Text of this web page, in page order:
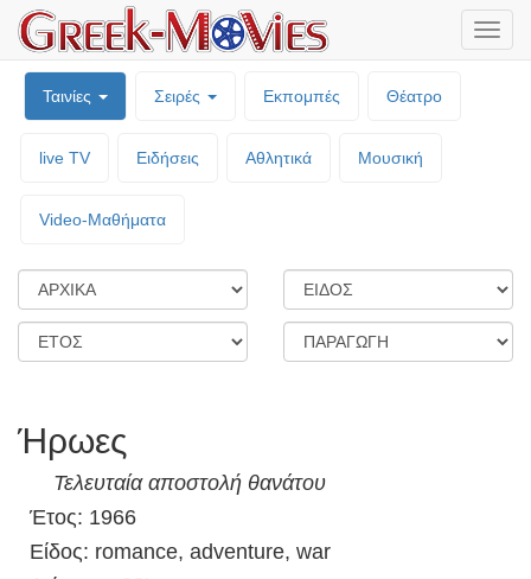
Ταινίες Σειρές Εκπομπές Θέατρο
live TV Ειδήσεις Αθλητικά Μουσική
Video-Mαθήματα
Ήρωες
Τελευταία αποστολή θανάτου
Έτος: 1966
Είδος: romance, adventure, war